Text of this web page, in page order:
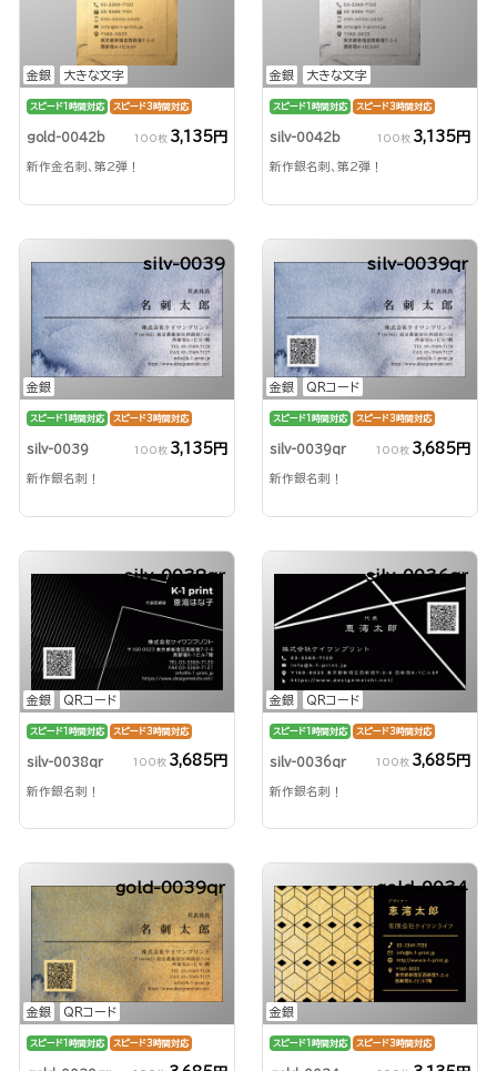
金銀 大きな文字
スピード1時間対応 スピード3時間対応
gold-0042b 100枚 3,135円
新作金名刺、第2弾！
金銀 大きな文字
スピード1時間対応 スピード3時間対応
silv-0042b 100枚 3,135円
新作銀名刺、第2弾！
金銀
silv-0039
スピード1時間対応 スピード3時間対応
silv-0039 100枚 3,135円
新作銀名刺！
金銀 QRコード
silv-0039qr
スピード1時間対応 スピード3時間対応
silv-0039qr 100枚 3,685円
新作銀名刺！
金銀 QRコード
silv-0038qr
スピード1時間対応 スピード3時間対応
silv-0038qr 100枚 3,685円
新作銀名刺！
金銀 QRコード
silv-0036qr
スピード1時間対応 スピード3時間対応
silv-0036qr 100枚 3,685円
新作銀名刺！
金銀 QRコード
gold-0039qr
スピード1時間対応 スピード3時間対応
金銀
gold-0034
スピード1時間対応 スピード3時間対応